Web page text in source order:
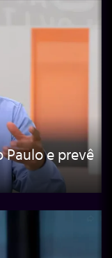
Paulo e prevê